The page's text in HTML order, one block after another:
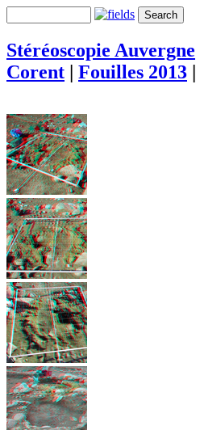
Stéréoscopie Auvergne
Corent | Fouilles 2013 |